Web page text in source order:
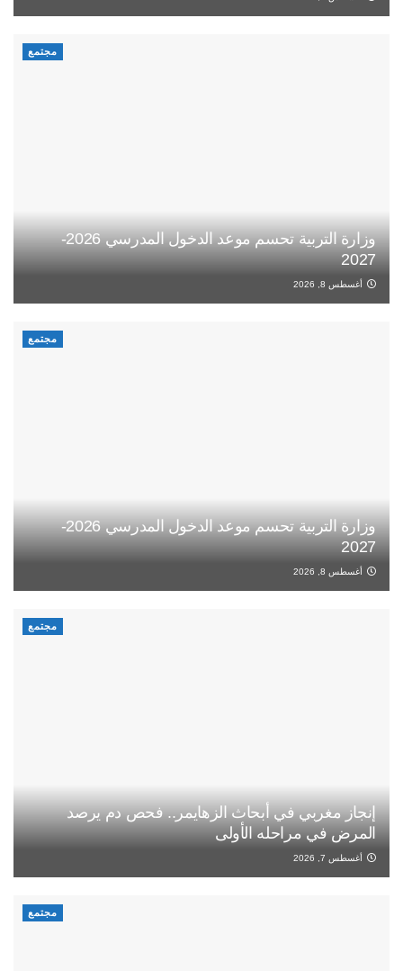
مجتمع
وزارة التربية تحسم موعد الدخول المدرسي 2026-
2027
أغسطس 8, 2026
مجتمع
وزارة التربية تحسم موعد الدخول المدرسي 2026-
2027
أغسطس 8, 2026
مجتمع
إنجاز مغربي في أبحاث الزهايمر.. فحص دم يرصد
المرض في مراحله الأولى
أغسطس 7, 2026
مجتمع